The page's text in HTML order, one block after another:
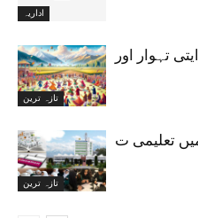
اداریہ
تازہ ترین
تازہ ترین